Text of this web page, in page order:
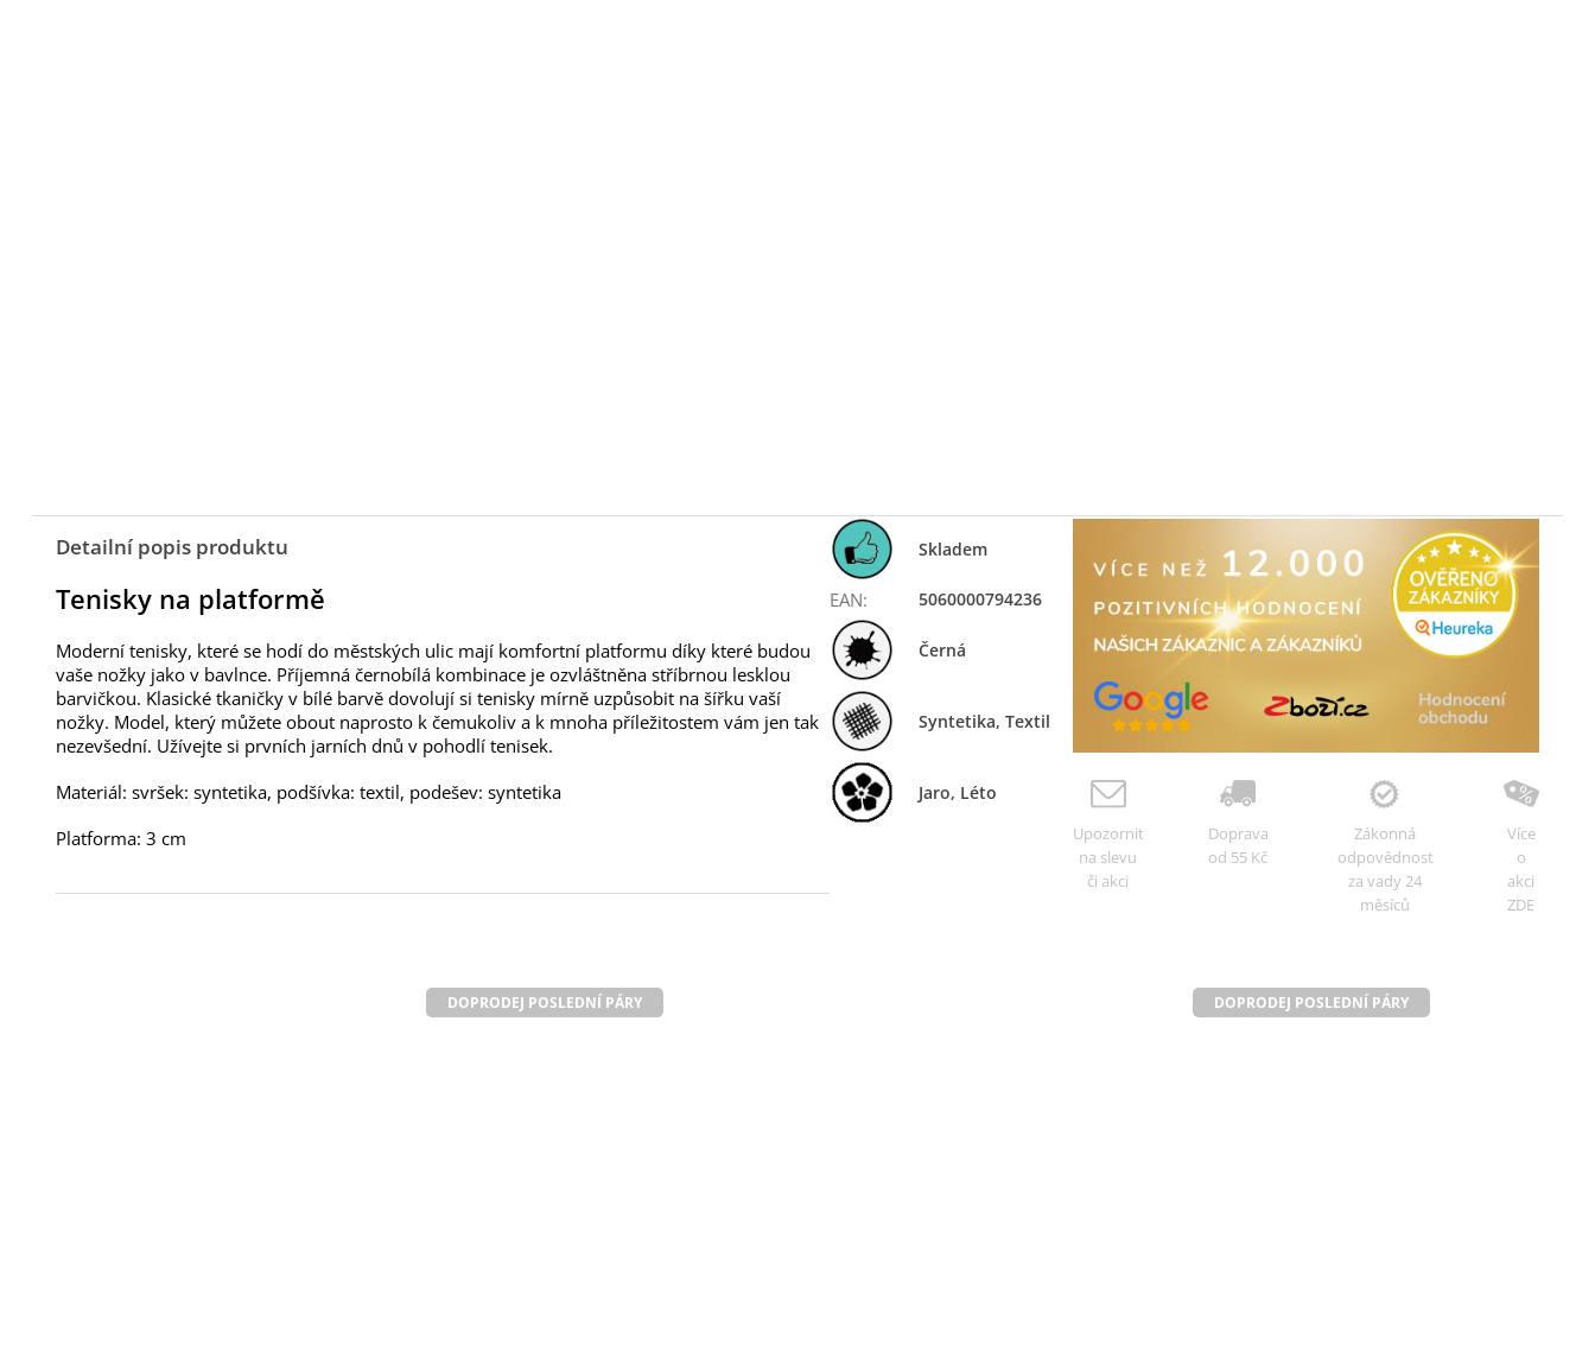
Detailní popis produktu
Tenisky na platformě
Moderní tenisky, které se hodí do městských ulic mají komfortní platformu díky které budou
vaše nožky jako v bavlnce. Příjemná černobílá kombinace je ozvláštněna stříbrnou lesklou
barvičkou. Klasické tkaničky v bílé barvě dovolují si tenisky mírně uzpůsobit na šířku vaší
nožky. Model, který můžete obout naprosto k čemukoliv a k mnoha příležitostem vám jen tak
nezevšední. Užívejte si prvních jarních dnů v pohodlí tenisek.
Materiál: svršek: syntetika, podšívka: textil, podešev: syntetika
Platforma: 3 cm
Skladem
EAN: 5060000794236
Černá
Syntetika, Textil
Jaro, Léto
Upozornit
na slevu
či akci
Doprava
od 55 Kč
Zákonná
odpovědnost
za vady 24
měsíců
Více
o
akci
ZDE
DOPRODEJ POSLEDNÍ PÁRY DOPRODEJ POSLEDNÍ PÁRY